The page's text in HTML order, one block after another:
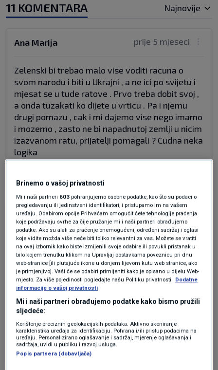
11 KOMENTARA Najnovije
prije 5 mjeseci
Ana Marija
Zelenski bi trebao malo vise voditi racuna o
svom narodu i biti u Ukrajni , a ne ici po svijetu i
mjesat se u tude ratove . Prvo treba dobit svoj ,
a onda tuzakati ko dijete u vrticu . Pa i njemu
drugi pomazu , cak i mi dajemo vise nego imamo
i mozemo , zasto ne bi napadnutoj zemlji u nicim
izazvanom ratu, prijatelji pomagali ? Cudna neka
logika
prije 5 mjeseci
Jux
Zelenski tužibaba, misli da će umiliti Trumpu
cinkareći Ruse. Bijednik od glave do pete. A
zašto Rusi ne bi davali informacije Iranu? Kao da
iste takve informacije Amerika nije davala
Ukrajini. I još uvijek im daje. Plus gomile oružja i
novca. Plus gomilu antiruske propagande kojom
nas (uz pomoć Brisela) svakodnevno
bombardira.
Odgovor
Brinemo o vašoj privatnosti
Mi i naši partneri 603 pohranjujemo osobne podatke, kao što su podaci o
pregledavanju ili jedinstveni identifikatori, i pristupamo im na vašem
uređaju. Odabirom opcije Prihvaćam omogućit ćete tehnologije praćenja
koje podržavaju svrhe za čije pružanje mi i naši partneri obrađujemo
podatke. Ako su alati za praćenje onemogućeni, određeni sadržaj i oglasi
koje vidite možda više neće biti toliko relevantni za vas. Možete se vratiti
na ovaj izbornik kako biste izmijenili svoje odabire ili povukli pristanak u
bilo kojem trenutku klikom na Upravljaj postavkama poveznicu pri dnu
web-stranice [ili plutajuće ikone u donjem lijevom kutu web stranice, ako
je primjenjivo]. Vaši će se odabiri primijeniti kako je opisano u dijelu Web-
mjesto. Za više pojedinosti pogledajte našu Politiku privatnosti. Dodatne
informacije o vašoj privatnosti
Mi i naši partneri obrađujemo podatke kako bismo pružili
sljedeće:
Korištenje preciznih geolokacijskih podataka. Aktivno skeniranje
karakteristika uređaja za identifikaciju. Pohrana i/ili pristup podacima na
uređaju. Personalizirano oglašavanje i sadržaj, mjerenje oglašavanja i
sadržaja, uvidi u publiku i razvoj usluga.
Popis partnera (dobavljača)